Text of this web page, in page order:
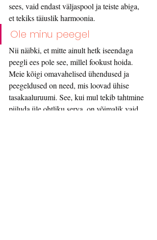
sees, vaid endast väljaspool ja teiste abiga,
et tekiks täiuslik harmoonia.
Ole minu peegel
Nii näibki, et mitte ainult hetk iseendaga
peegli ees pole see, millel fookust hoida.
Meie kõigi omavahelised ühendused ja
peegeldused on need, mis loovad ühise
tasakaaluruumi. See, kui mul tekib tahtmine
piiluda üle ohtliku serva, on võimalik vaid